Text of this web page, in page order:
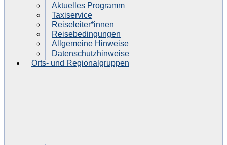
Aktuelles Programm
Taxiservice
Reiseleiter*innen
Reisebedingungen
Allgemeine Hinweise
Datenschutzhinweise
Orts- und Regionalgruppen